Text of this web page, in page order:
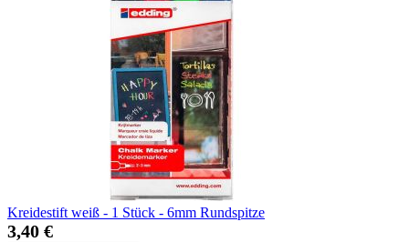
Kreidestift weiß - 1 Stück - 6mm Rundspitze
3,40 €